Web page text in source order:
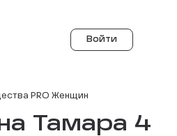
Войти
PRO Женщин
Тамара 4